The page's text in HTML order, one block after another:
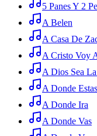
5 Panes Y 2
A Belen
A Casa De
A Cristo Voy
A Dios Sea
A Donde Estas
A Donde Ira
A Donde Vas